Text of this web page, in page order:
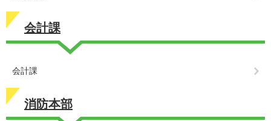
会計課
会計課
消防本部